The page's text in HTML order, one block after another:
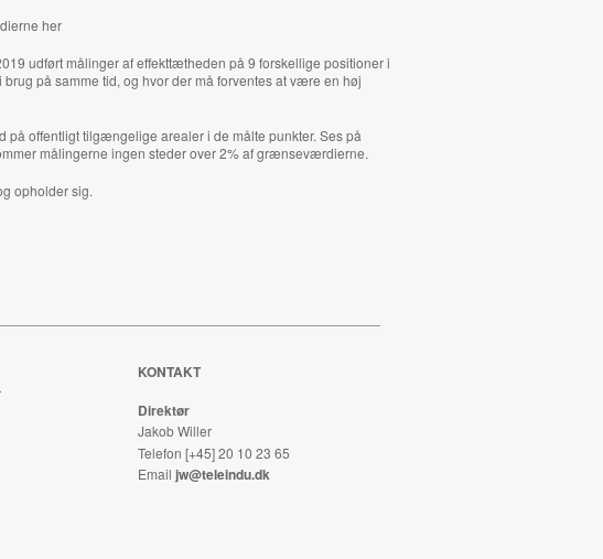
her
udført målinger af effekttætheden på 9 forskellige positioner i
på samme tid, og hvor der må forventes at være en høj
offentligt tilgængelige arealer i de målte punkter. Ses på
målingerne ingen steder over 2% af grænseværdierne.
opholder sig.
KONTAKT
Direktør
Jakob Willer
Telefon [+45] 20 10 23 65
Email jw@teleindu.dk